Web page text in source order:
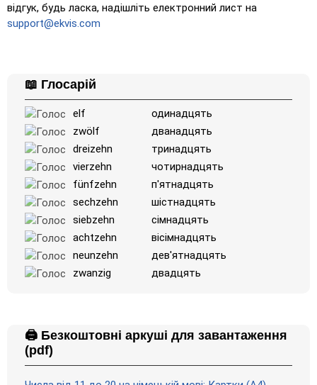
відгук, будь ласка, надішліть електронний лист на
support@ekvis.com
📖 Глосарій
elf
одинадцять
zwölf
дванадцять
dreizehn
тринадцять
vierzehn
чотирнадцять
fünfzehn
п'ятнадцять
sechzehn
шістнадцять
siebzehn
сімнадцять
achtzehn
вісімнадцять
neunzehn
дев'ятнадцять
zwanzig
двадцять
🖨️ Безкоштовні аркуші для завантаження
(pdf)